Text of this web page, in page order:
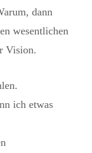
dann
wesentlichen
Vision.
ich etwas